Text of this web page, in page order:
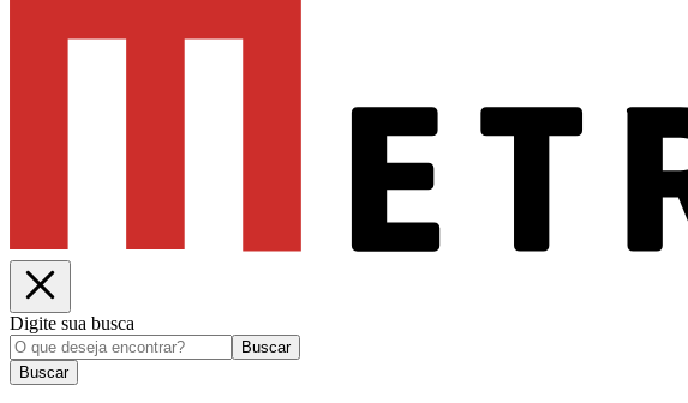
Digite sua busca
Buscar
Buscar